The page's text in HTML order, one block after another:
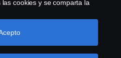
cookies y se comparta la
de cookies" y
que desea aceptar. Para